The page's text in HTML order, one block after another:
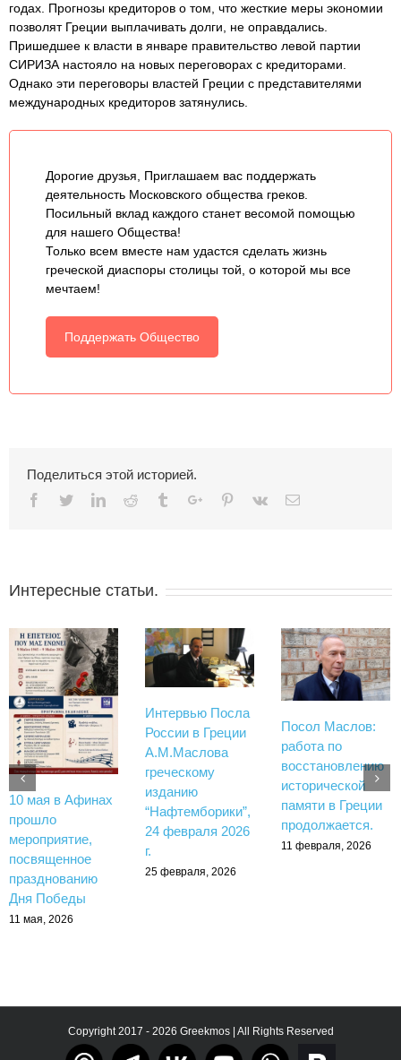
годах. Прогнозы кредиторов о том, что жесткие меры экономии
позволят Греции выплачивать долги, не оправдались.
Пришедшее к власти в январе правительство левой партии
СИРИЗА настояло на новых переговорах с кредиторами.
Однако эти переговоры властей Греции с представителями
международных кредиторов затянулись.
Дорогие друзья, Приглашаем вас поддержать
деятельность Московского общества греков.
Посильный вклад каждого станет весомой помощью
для нашего Общества!
Только всем вместе нам удастся сделать жизнь
греческой диаспоры столицы той, о которой мы все
мечтаем!
Поддержать Общество
Поделиться этой историей.
Facebook
TwitterLinkedinReddit TumblrGoogle+Pinterest
Vk Email
Интересные статьи.
10 мая в Афинах
прошло
мероприятие,
посвященное
празднованию
Дня Победы
11 мая, 2026
Интервью Посла
России в Греции
А.М.Маслова
греческому
изданию
“Нафтемборики”,
24 февраля 2026
г.
25 февраля, 2026
Посол Маслов:
работа по
восстановлению
исторической
памяти в Греции
продолжается.
11 февраля, 2026
Copyright 2017 - 2026 Greekmos | All Rights Reserved
Тelegram rutube